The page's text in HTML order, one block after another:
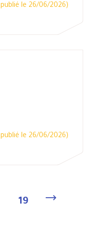
publié le 26/06/2026)
publié le 26/06/2026)
19